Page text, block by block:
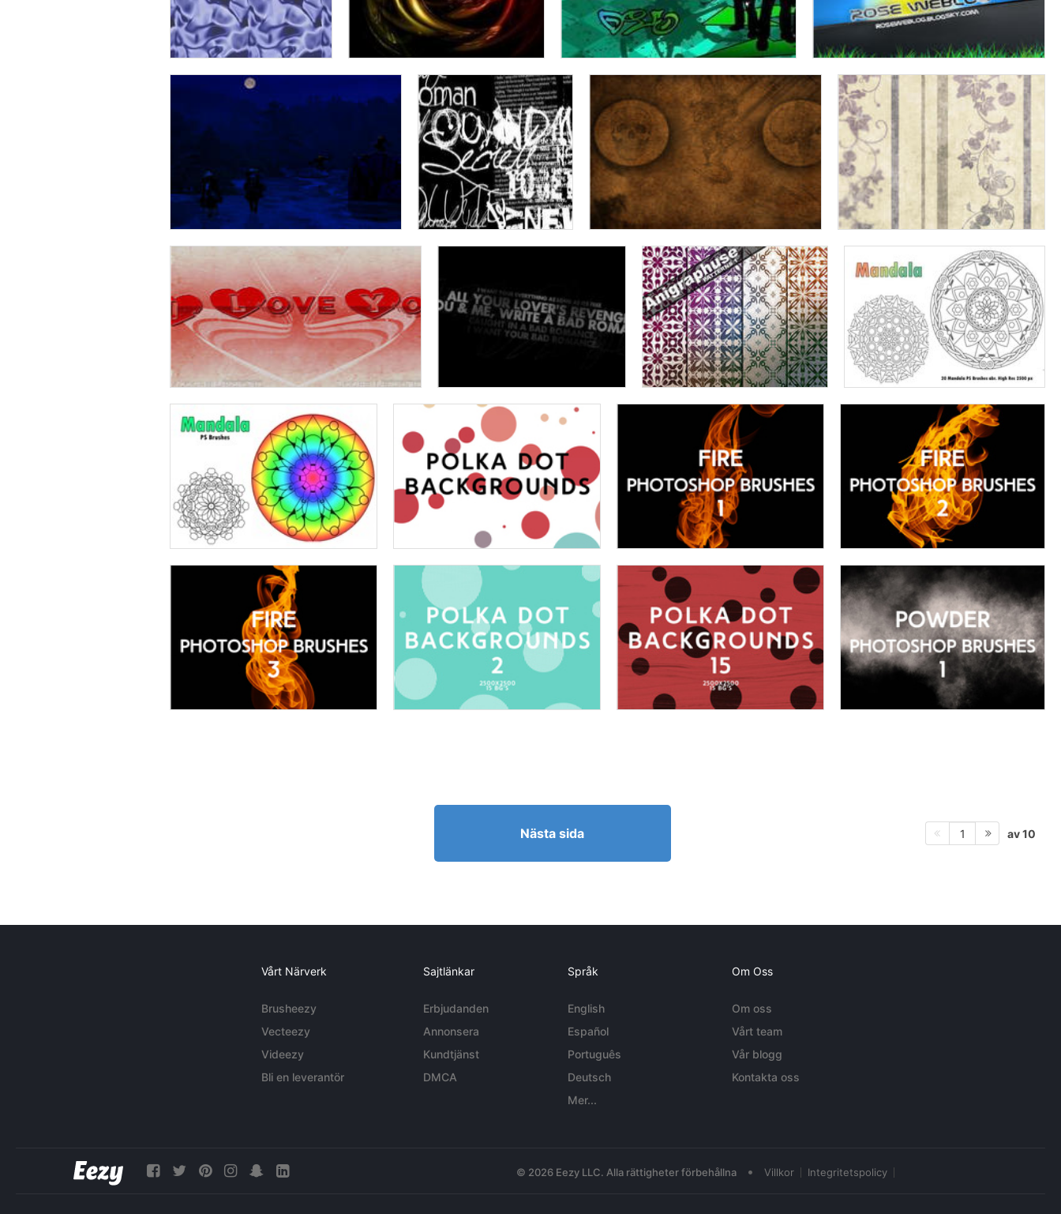
Nästa sida 1 av 10
Vårt Närverk
Brusheezy
Vecteezy
Videezy
Bli en leverantör
Sajtlänkar
Erbjudanden
Annonsera
Kundtjänst
DMCA
Språk
English
Español
Português
Deutsch
Mer...
Om Oss
Om oss
Vårt team
Vår blogg
Kontakta oss
© 2026 Eezy LLC. Alla rättigheter förbehållna • Villkor Integritetspolicy